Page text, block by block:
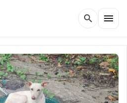
search menu